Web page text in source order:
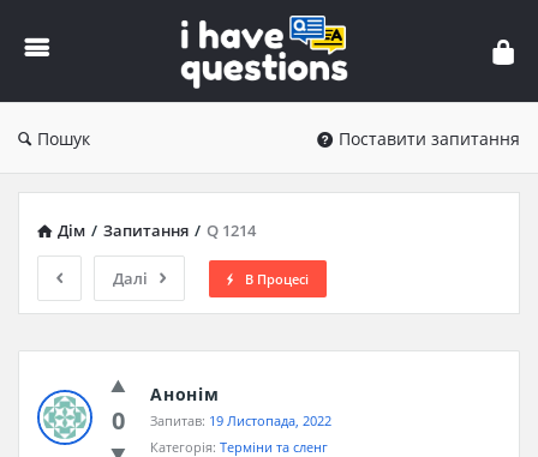
iHaveQuestions
Пошук Поставити запитання
Дім / Запитання / Q 1214
Далі В Процесі
0
Анонім
Запитав: 19 Листопада, 2022
Категорія: Терміни та сленг